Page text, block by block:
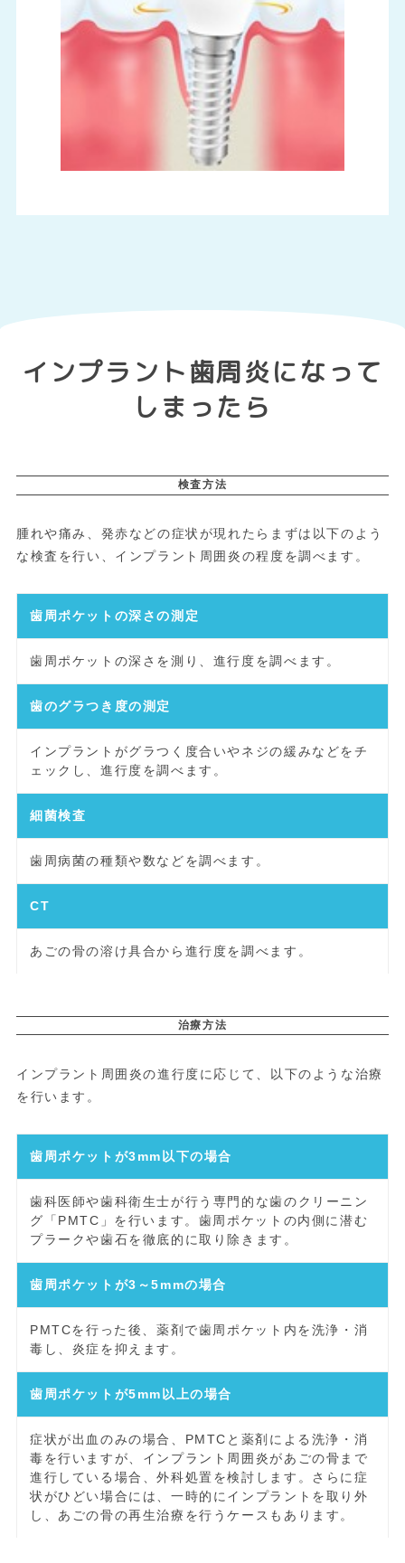
インプラント歯周炎になって
しまったら
検査方法
腫れや痛み、発赤などの症状が現れたらまずは以下のよう
な検査を行い、インプラント周囲炎の程度を調べます。
歯周ポケットの深さの測定
歯周ポケットの深さを測り、進行度を調べます。
歯のグラつき度の測定
インプラントがグラつく度合いやネジの緩みなどをチ
ェックし、進行度を調べます。
細菌検査
歯周病菌の種類や数などを調べます。
CT
あごの骨の溶け具合から進行度を調べます。
治療方法
インプラント周囲炎の進行度に応じて、以下のような治療
を行います。
歯周ポケットが3mm以下の場合
歯科医師や歯科衛生士が行う専門的な歯のクリーニン
グ「PMTC」を行います。歯周ポケットの内側に潜む
プラークや歯石を徹底的に取り除きます。
歯周ポケットが3～5mmの場合
PMTCを行った後、薬剤で歯周ポケット内を洗浄・消
毒し、炎症を抑えます。
歯周ポケットが5mm以上の場合
症状が出血のみの場合、PMTCと薬剤による洗浄・消
毒を行いますが、インプラント周囲炎があごの骨まで
進行している場合、外科処置を検討します。さらに症
状がひどい場合には、一時的にインプラントを取り外
し、あごの骨の再生治療を行うケースもあります。